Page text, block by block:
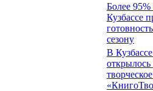
Более 95%
Кузбассе
сезону
В